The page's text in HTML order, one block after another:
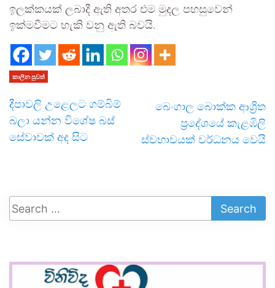
ඉලක්කයක් ලබාදී ඇති අතර එම මුදල පහසුවෙන්
ඉක්මවීමට හැකි වනු ඇති බවයි.
කාලීන පුවත්
දීපාවලි උළෙලට ගම්බිම්
බලා යන්න විශේෂ බස්
සේවා­වක් අද සිට
බෙංගාල බොක්ක ආශ්‍රිත
ප්‍රදේශයේ කැළඹිලි
ස්වභාවයක් වර්ධනය වෙයි